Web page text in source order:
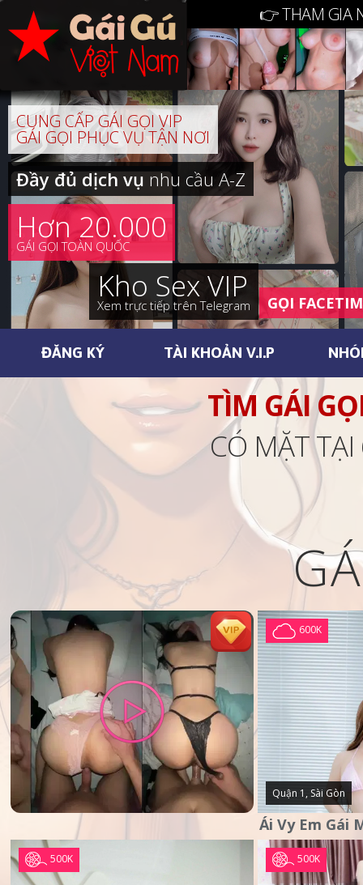
👉 THAM GIA
CUNG CẤP GÁI GỌI VIP
GÁI GỌI PHỤC VỤ TẬN NƠI
Đầy đủ dịch vụnhu cầu A-Z
Hơn 20.000
GÁI GỌI TOÀN QUỐC
Kho Sex VIP
Xem trực tiếp trên Telegram GỌI
ĐĂNG KÝ TÀI KHOẢN V.I.P
TÌM GÁI
CÓ MẶT
600K
Quận 1, Sài Gòn
500K 500K